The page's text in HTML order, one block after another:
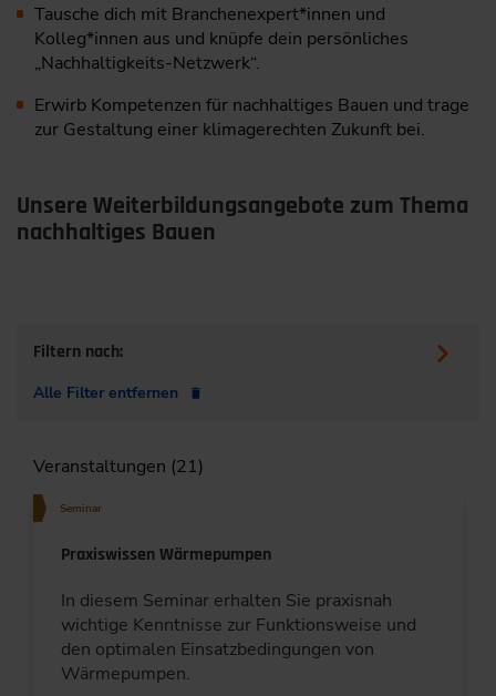
Tausche dich mit Branchenexpert*innen und
Kolleg*innen aus und knüpfe dein persönliches
„Nachhaltigkeits-Netzwerk“.
Erwirb Kompetenzen für nachhaltiges Bauen und trage
zur Gestaltung einer klimagerechten Zukunft bei.
Unsere Weiterbildungsangebote zum Thema
nachhaltiges Bauen
Filtern nach:
Alle Filter entfernen
Veranstaltungen (21)
Seminar
Praxiswissen Wärmepumpen
In diesem Seminar erhalten Sie praxisnah
wichtige Kenntnisse zur Funktionsweise und
den optimalen Einsatzbedingungen von
Wärmepumpen.